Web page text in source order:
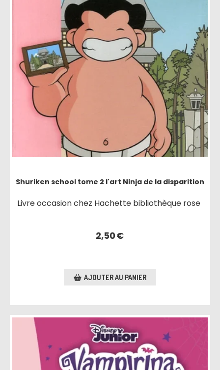
Shuriken school tome 2 l'art Ninja de la disparition
Livre occasion chez Hachette bibliothèque rose
2,50€
AJOUTER AU PANIER